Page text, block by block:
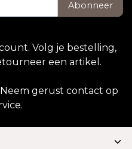
Abonneer
Volg je bestelling,
een artikel.
gerust contact op